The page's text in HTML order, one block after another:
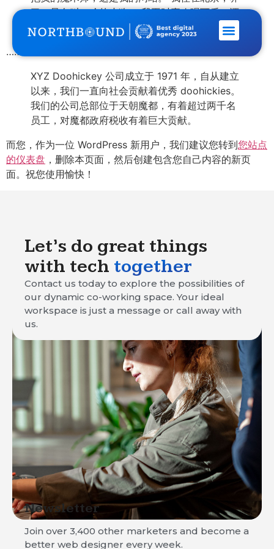
了一只名叫二哈的小狗。 我平时喜欢喝可乐，还
有遛狗。
……或这个：
XYZ Doohickey 公司成立于 1971 年，自从建立
以来，我们一直向社会贡献着优秀 doohickies。
我们的公司总部位于天朝魔都，有着超过两千名
员工，对魔都政府税收有着巨大贡献。
而您，作为一位 WordPress 新用户，我们建议您转到您站点
的仪表盘 ，删除本页面，然后创建包含您自己内容的新页
面。祝您使用愉快！
Let’s do great things
with tech together
Contact us today to explore the possibilities of
our dynamic co-working space. Your ideal
workspace is just a message or call away with
us.
Newsletter
Join over 3,400 other marketers and become a
better web designer every week.